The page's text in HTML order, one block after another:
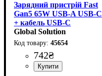
Зарядний пристрій Fast
Gan5 65W USB-A USB-C
+ кабель USB-C
Global Solution
45654
742₴